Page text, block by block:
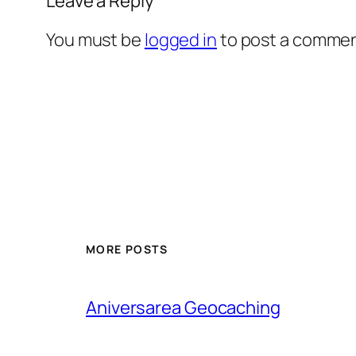
You must be logged into post a
MORE POSTS
Aniversarea Geocaching